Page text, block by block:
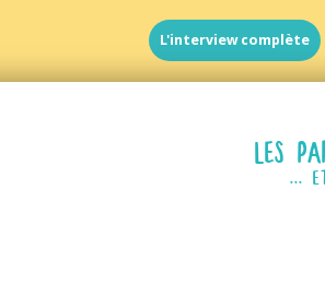
L'interview complète
LES
...